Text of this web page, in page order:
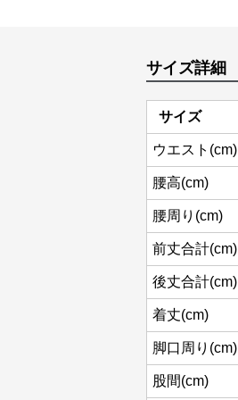
サイズ詳細
サイズ
ウエスト(cm)
腰高(cm)
腰周り(cm)
前丈合計(cm)
後丈合計(cm)
着丈(cm)
脚口周り(cm)
股間(cm)